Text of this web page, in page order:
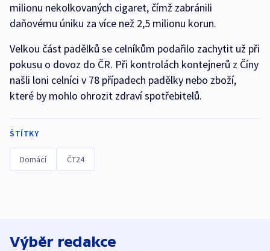
milionu nekolkovaných cigaret, čímž zabránili
daňovému úniku za více než 2,5 milionu korun.
Velkou část padělků se celníkům podařilo zachytit už při
pokusu o dovoz do ČR. Při kontrolách kontejnerů z Číny
našli loni celníci v 78 případech padělky nebo zboží,
které by mohlo ohrozit zdraví spotřebitelů.
ŠTÍTKY
Domácí ČT24
Výběr redakce